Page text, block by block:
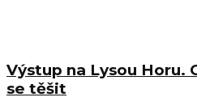
Výstup na Lysou Horu.
se těšit